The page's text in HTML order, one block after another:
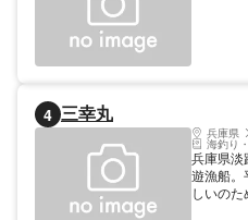
4 三幸丸
兵庫県
海釣り
兵庫県淡
遊漁船。
しいの